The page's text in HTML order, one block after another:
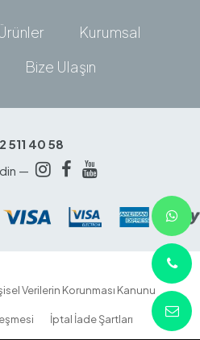
Kurumsal
Bize Ulaşın
511 40 58
—
Verilerin Korunması Kanunu
İptal İade Şartları